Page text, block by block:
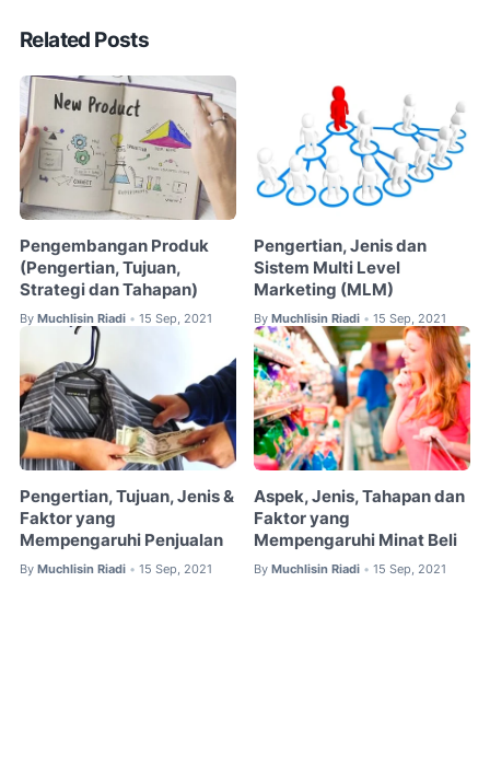
Related Posts
Pengembangan Produk
(Pengertian, Tujuan,
Strategi dan Tahapan)
By Muchlisin Riadi • 15 Sep, 2021
Pengertian, Jenis dan
Sistem Multi Level
Marketing (MLM)
By Muchlisin Riadi • 15 Sep, 2021
Pengertian, Tujuan, Jenis &
Faktor yang
Mempengaruhi Penjualan
By Muchlisin Riadi • 15 Sep, 2021
Aspek, Jenis, Tahapan dan
Faktor yang
Mempengaruhi Minat Beli
By Muchlisin Riadi • 15 Sep, 2021